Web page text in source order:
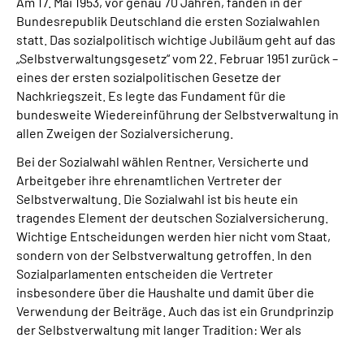
Language
Inhalte in Gebärdensprache (DGS)
Leichte Sprache
Mein Kundenportal
Bundesrepublik Deutschland die ersten Sozialwahlen
statt. Das sozialpolitisch wichtige Jubiläum geht auf das
„Selbstverwaltungsgesetz“ vom 22. Februar 1951 zurück –
eines der ersten sozialpolitischen Gesetze der
Nachkriegszeit. Es legte das Fundament für die
bundesweite Wiedereinführung der Selbstverwaltung in
allen Zweigen der Sozialversicherung.
Bei der Sozialwahl wählen Rentner, Versicherte und
Arbeitgeber ihre ehrenamtlichen Vertreter der
Selbstverwaltung. Die Sozialwahl ist bis heute ein
tragendes Element der deutschen Sozialversicherung.
Wichtige Entscheidungen werden hier nicht vom Staat,
sondern von der Selbstverwaltung getroffen. In den
Sozialparlamenten entscheiden die Vertreter
insbesondere über die Haushalte und damit über die
Verwendung der Beiträge. Auch das ist ein Grundprinzip
der Selbstverwaltung mit langer Tradition: Wer als